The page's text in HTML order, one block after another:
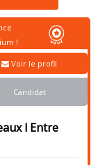
l Entre
!
Voir le profil
Candidat